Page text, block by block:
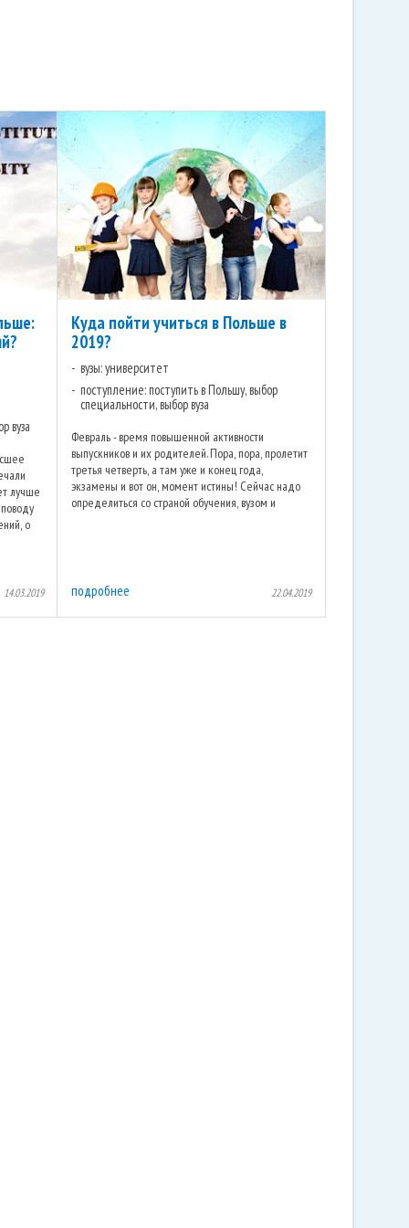
вуза
лучше
о
14.03.2019
Куда пойти учиться в Польше в
2019?
вузы: университет
поступление: поступить в Польшу, выбор
специальности, выбор вуза
Февраль - время повышенной активности
выпускников и их родителей. Пора, пора, пролетит
третья четверть, а там уже и конец года,
экзамены и вот он, момент истины! Сейчас надо
определиться со страной обучения, вузом и
подробнее 22.04.2019